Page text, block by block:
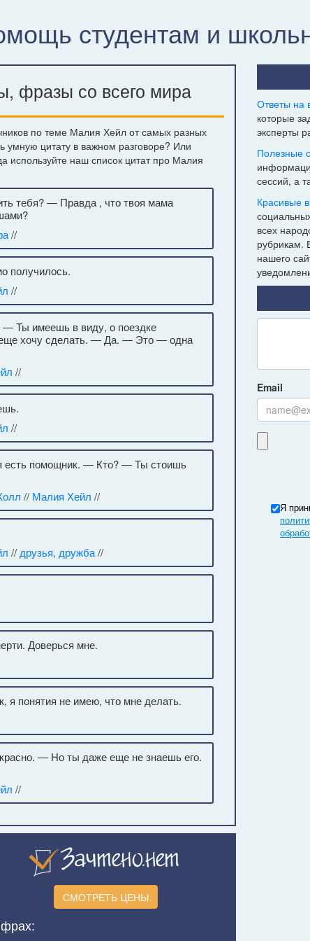
студентам и
фразы со всего мира
по теме Малия Хейл от самых разных
умную цитату в важном разговоре? Или
используйте наш список цитат про Малия
тебя? — Правда , что твоя мама
//
ㅤ
//
Ты имеешь в виду, о поездке
хочу сделать. — Да. — Это — одна
//
//
помощник. — Кто? — Ты стоишь
// Малия Хейл //
// друзья, дружба//
Доверься мне.
понятия не имею, что мне делать.
— Но ты даже еще не знаешь его.
//
СМОТРЕТЬ ЦЕНЫ
Ответы на
которые
эксперты
Полезные
сессий, а
Красивые
всех
рубрикам.
нашего
Email
Я